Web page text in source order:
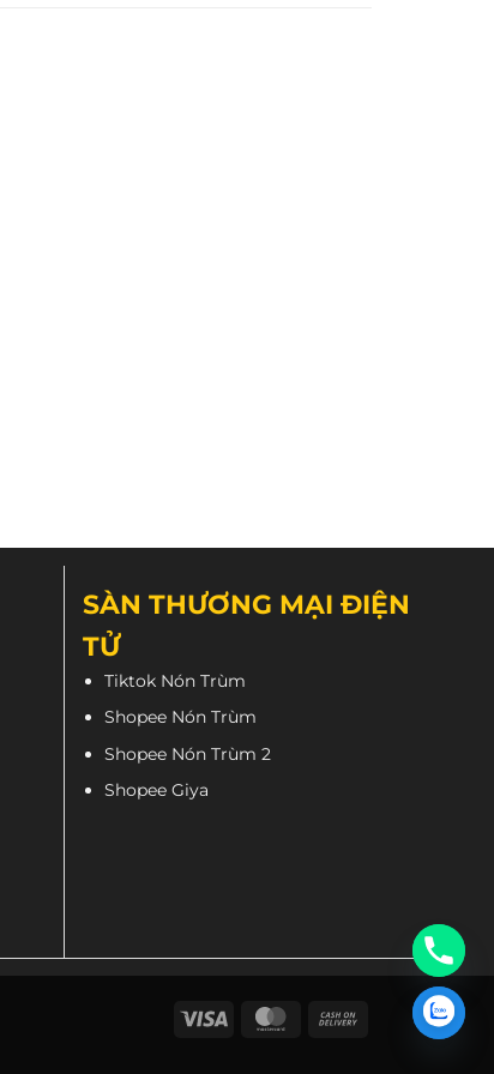
SÀN THƯƠNG MẠI ĐIỆN
TỬ
Tiktok Nón Trùm
Shopee Nón Trùm
Shopee Nón Trùm 2
Shopee Giya
Visa MasterCard